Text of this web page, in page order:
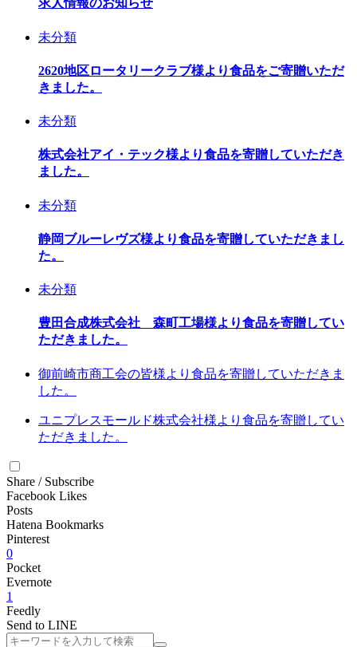
求人情報のお知らせ
未分類
2620地区ロータリークラブ様より食品をご寄贈いただ
きました。
未分類
株式会社アイ・テック様より食品を寄贈していただき
ました。
未分類
静岡ブルーレヴズ様より食品を寄贈していただきまし
た。
未分類
豊田合成株式会社 森町工場様より食品を寄贈してい
ただきました。
御前崎市商工会の皆様より食品を寄贈していただきま
した。
ユニプレスモールド株式会社様より食品を寄贈してい
ただきました。
Share / Subscribe
Facebook Likes
Posts
Hatena Bookmarks
Pinterest
0
Pocket
Evernote
1
Feedly
Send to LINE
検